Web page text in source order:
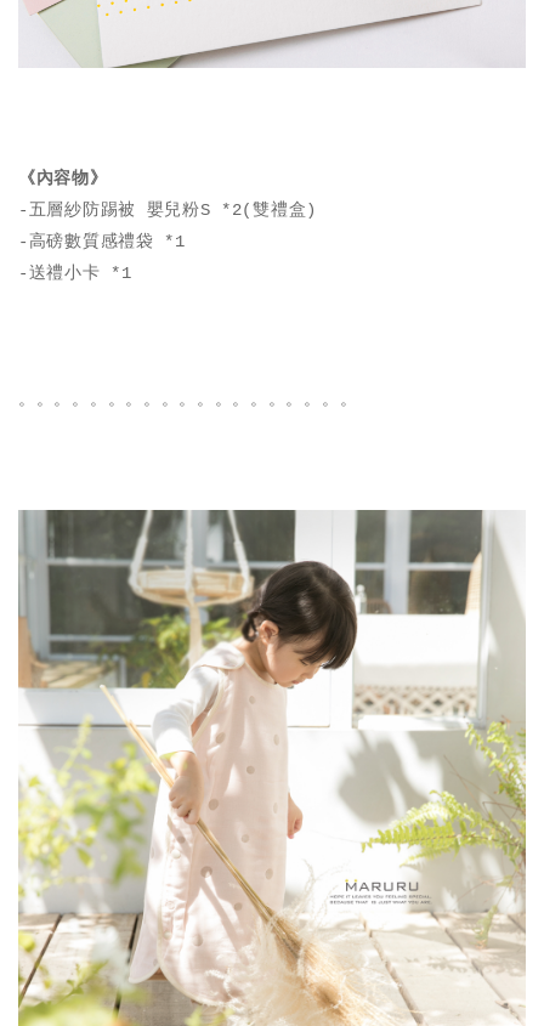
《內容物》
-五層紗防踢被 嬰兒粉S *2(雙禮盒)
-高磅數質感禮袋 *1
-送禮小卡 *1
。。。。。。。。。。。。。。。。。。。